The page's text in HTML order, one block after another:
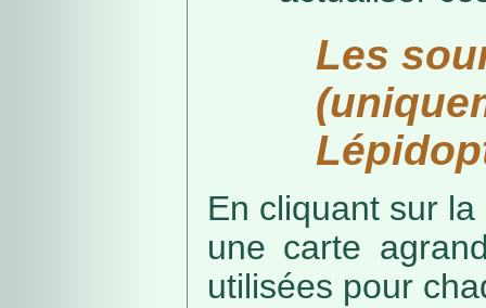
Les
En cliquant sur
une carte
utilisées pour